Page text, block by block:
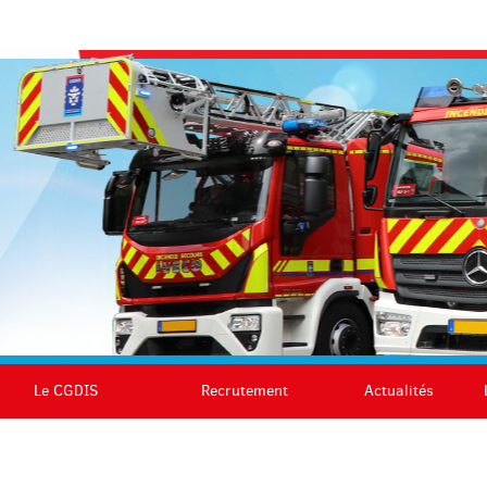
Le CGDIS Recrutement Actualités